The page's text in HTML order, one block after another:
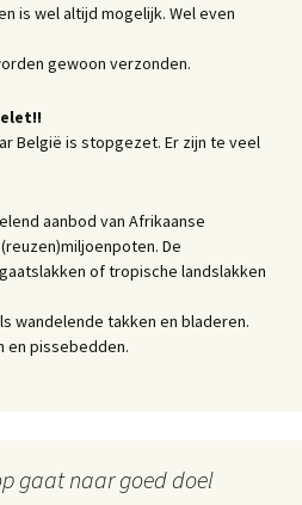
is wel altijd mogelijk. Wel even
gewoon verzonden.
België is stopgezet. Er zijn te veel
aanbod van Afrikaanse
De
of tropische landslakken
wandelende takken en bladeren.
en pissebedden.
gaat naar goed doel